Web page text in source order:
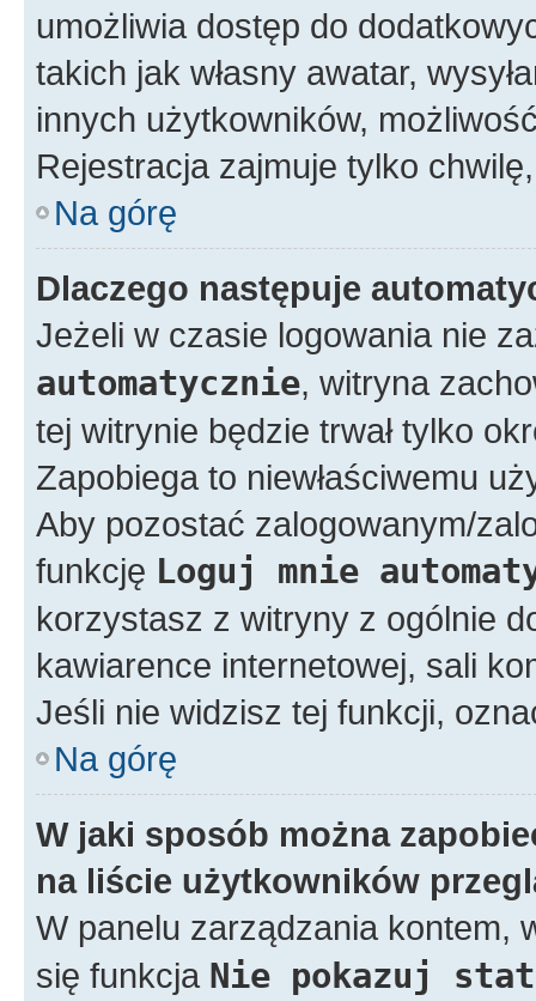
umożliwia dostęp do
takich jak własny awatar,
innych użytkowników,
Rejestracja zajmuje tylko
Na górę
Dlaczego następuje
Jeżeli w czasie logowania nie
automatycznie, witryna
tej witrynie będzie trwał tylko
Zapobiega to niewłaściwemu
Aby pozostać zalogowanym/
funkcję Loguj mnie
korzystasz z witryny z ogólnie
kawiarence internetowej, sali
Jeśli nie widzisz tej funkcji,
Na górę
W jaki sposób można
na liście użytkowników
W panelu zarządzania kontem,
się funkcja Nie pokazuj